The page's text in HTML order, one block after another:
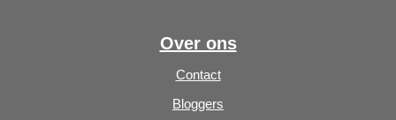
Over ons
Contact
Bloggers